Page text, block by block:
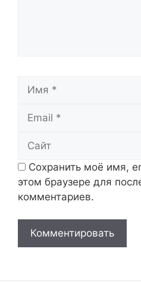
Сохранить моё имя,
этом браузере для
комментариев.